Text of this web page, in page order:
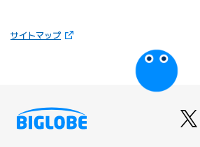
サイトマップ（新しいタブで開きます）
びっぷるのページ